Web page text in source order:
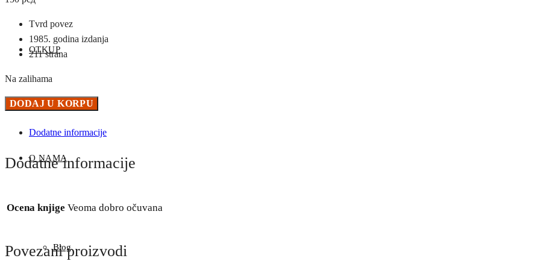
OTKUP
DOSTAVA
O NAMA
Blog
Tvrd povez
1985. godina izdanja
211 strana
Na zalihama
Velika
Isaković
DODAJ U KORPU
Dodatne informacije
Dodatne informacije
Ocena knjige Veoma dobro očuvana
Povezani proizvodi